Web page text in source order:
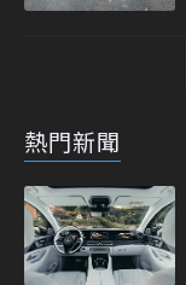
熱門新聞